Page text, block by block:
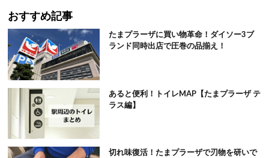
おすすめ記事
たまプラーザに買い物革命！ダイソー3ブ
ランド同時出店で圧巻の品揃え！
あると便利！トイレMAP【たまプラーザ テ
ラス編】
切れ味復活！たまプラーザで刃物を研いで